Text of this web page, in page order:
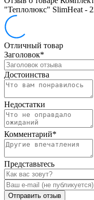
"Теплолюкс" SlimHeat -
Отличный товар
Заголовок*
Достоинства
Недостатки
Комментарий*
Представьтесь
Отправить отзыв